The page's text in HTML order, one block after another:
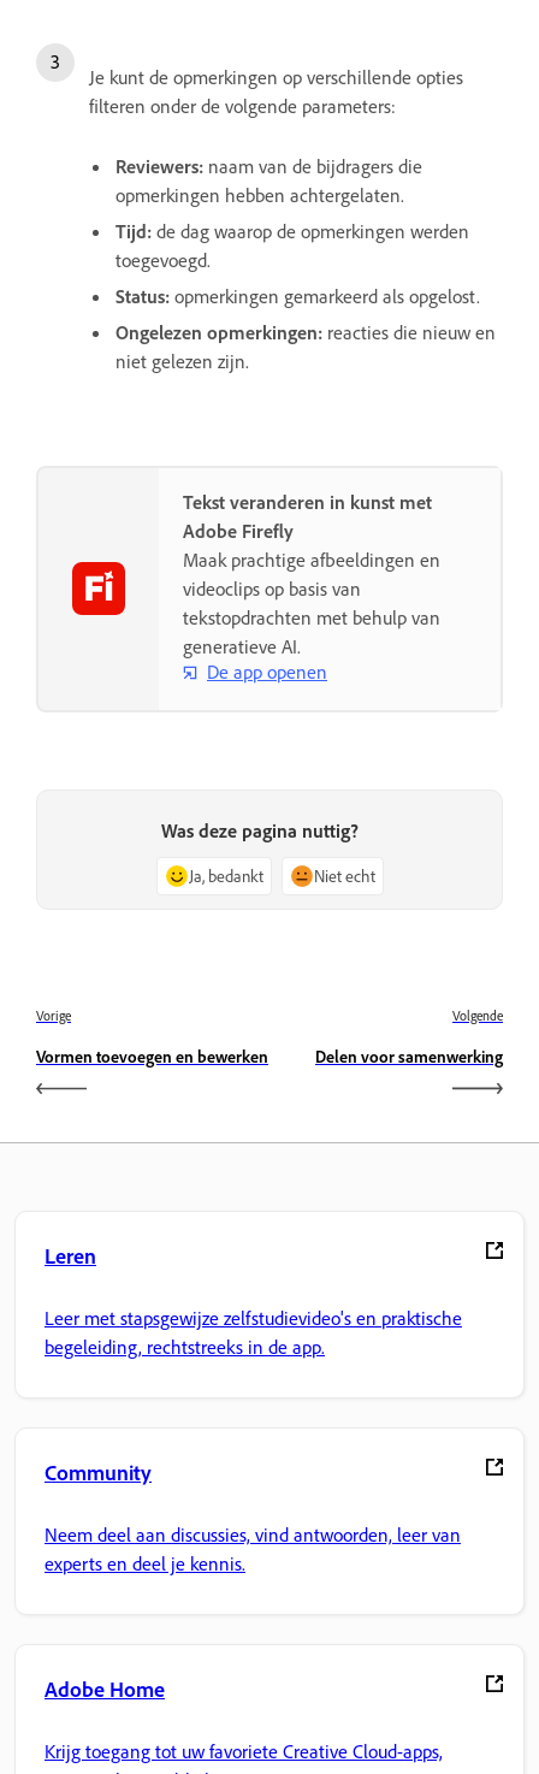
Je kunt de opmerkingen op verschillende opties
filteren onder de volgende parameters:
Reviewers: naam van de bijdragers die
opmerkingen hebben achtergelaten.
Tijd: de dag waarop de opmerkingen werden
toegevoegd.
Status: opmerkingen gemarkeerd als opgelost.
Ongelezen opmerkingen: reacties die nieuw en
niet gelezen zijn.
Tekst veranderen in kunst met
Adobe Firefly
Maak prachtige afbeeldingen en
videoclips op basis van
tekstopdrachten met behulp van
generatieve AI.
De app openen
Was deze pagina nuttig?
Ja, bedankt Niet echt
Vorige
Vormen toevoegen en bewerken
Volgende
Delen voor samenwerking
Leren
Leer met stapsgewijze zelfstudievideo's en praktische
begeleiding, rechtstreeks in de app.
Community
Neem deel aan discussies, vind antwoorden, leer van
experts en deel je kennis.
Adobe Home
Krijg toegang tot uw favoriete Creative Cloud-apps,